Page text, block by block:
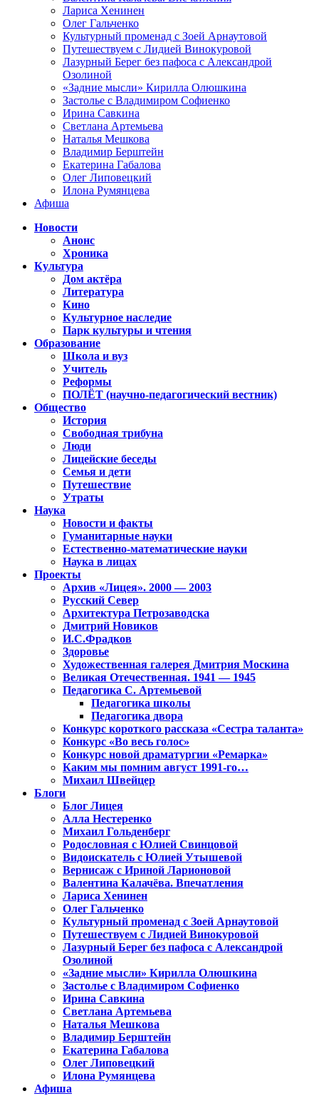
Лариса Хенинен
Олег Гальченко
Культурный променад с Зоей Арнаутовой
Путешествуем с Лидией Винокуровой
Лазурный Берег без пафоса с Александрой
Озолиной
«Задние мысли» Кирилла Олюшкина
Застолье с Владимиром Софиенко
Ирина Савкина
Светлана Артемьева
Наталья Мешкова
Владимир Берштейн
Екатерина Габалова
Олег Липовецкий
Илона Румянцева
Афиша
Новости
Анонс
Хроника
Культура
Дом актёра
Литература
Кино
Культурное наследие
Парк культуры и чтения
Образование
Школа и вуз
Учитель
Реформы
ПОЛЁТ (научно-педагогический вестник)
Общество
История
Свободная трибуна
Люди
Лицейские беседы
Семья и дети
Путешествие
Утраты
Наука
Новости и факты
Гуманитарные науки
Естественно-математические науки
Наука в лицах
Проекты
Архив «Лицея». 2000 — 2003
Русский Север
Архитектура Петрозаводска
Дмитрий Новиков
И.С.Фрадков
Здоровье
Художественная галерея Дмитрия Москина
Великая Отечественная. 1941 — 1945
Педагогика С. Артемьевой
Педагогика школы
Педагогика двора
Конкурс короткого рассказа «Сестра таланта»
Конкурс «Во весь голос»
Конкурс новой драматургии «Ремарка»
Каким мы помним август 1991-го…
Михаил Швейцер
Блоги
Блог Лицея
Алла Нестеренко
Михаил Гольденберг
Родословная с Юлией Свинцовой
Видоискатель с Юлией Утышевой
Вернисаж с Ириной Ларионовой
Валентина Калачёва. Впечатления
Лариса Хенинен
Олег Гальченко
Культурный променад с Зоей Арнаутовой
Путешествуем с Лидией Винокуровой
Лазурный Берег без пафоса с Александрой
Озолиной
«Задние мысли» Кирилла Олюшкина
Застолье с Владимиром Софиенко
Ирина Савкина
Светлана Артемьева
Наталья Мешкова
Владимир Берштейн
Екатерина Габалова
Олег Липовецкий
Илона Румянцева
Афиша